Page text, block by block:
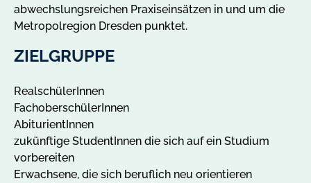
abwechslungsreichen Praxiseinsätzen in und um die
Metropolregion Dresden punktet.
ZIELGRUPPE
RealschülerInnen
FachoberschülerInnen
AbiturientInnen
zukünftige StudentInnen die sich auf ein Studium
vorbereiten
Erwachsene, die sich beruflich neu orientieren